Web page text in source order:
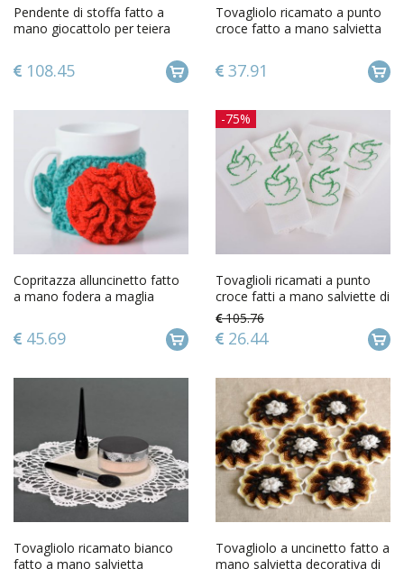
Pendente di stoffa fatto a
mano giocattolo per teiera
108.45
Tovagliolo ricamato a punto
croce fatto a mano salvietta
37.91
Copritazza alluncinetto fatto
a mano fodera a maglia
45.69
Tovaglioli ricamati a punto
croce fatti a mano salviette di
cotone 6 pz
105.76
26.44
-75%
Tovagliolo ricamato bianco
fatto a mano salvietta
Tovagliolo a uncinetto fatto a
mano salvietta decorativa di